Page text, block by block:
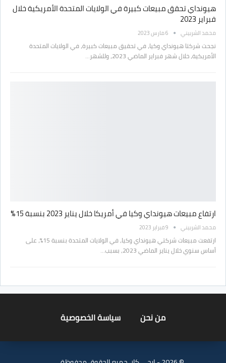
هيونداي تحقق مبيعات كبيرة في الولايات المتحدة الأمريكية خلال
فبراير 2023
محمد الشربيني 6 مارس 2023
نجحت شركتا هيونداي وكيا، في تحقيق مبيعات كبيرة، في الولايات المتحدة
الأمريكية، خلال شهر فبراير الماضي 2023، وللشهر…
ارتفاع مبيعات هيونداي وكيا في أمريكا خلال يناير 2023 بنسبة 15%
محمد الشربيني 9 فبراير 2023
ارتفعت مبيعات شركتي هيونداي وكيا، في الولايات المتحدة بنسبة 15%، على
أساس سنوي خلال يناير الماضي 2023، بسبب…
من نحن سياسة الخصوصية